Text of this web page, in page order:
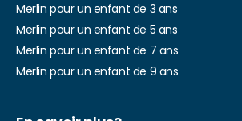
Merlin pour un enfant de 3 ans
Merlin pour un enfant de 5 ans
Merlin pour un enfant de 7 ans
Merlin pour un enfant de 9 ans